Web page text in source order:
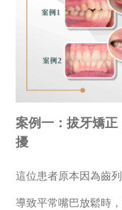
案例一：拔牙矯
擾
這位患者原本因為齒
導致平常嘴巴放鬆時